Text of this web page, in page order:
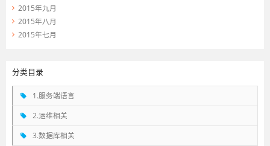
2015年九月
2015年八月
2015年七月
分类目录
1.服务端语言
2.运维相关
3.数据库相关